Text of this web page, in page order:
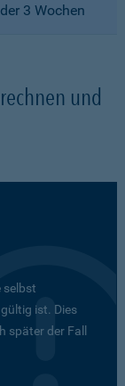
3 Wochen
und
selbst
ist. Dies
später der Fall